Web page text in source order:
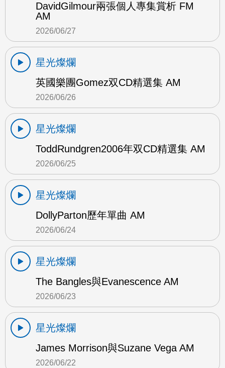
DavidGilmour兩張個人專集賞析 FM
AM
2026/06/27
星光燦爛
英國樂團Gomez双CD精選集 AM
2026/06/26
星光燦爛
ToddRundgren2006年双CD精選集 AM
2026/06/25
星光燦爛
DollyParton歷年單曲 AM
2026/06/24
星光燦爛
The Bangles與Evanescence AM
2026/06/23
星光燦爛
James Morrison與Suzane Vega AM
2026/06/22